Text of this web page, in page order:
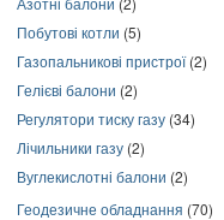
Побутові котли (5)
Газопальникові пристрої(2)
Гелієві балони (2)
Регулятори тиску газу (34)
Лічильники газу (2)
Вуглекислотні балони (2)
Геодезичне обладнання (70)